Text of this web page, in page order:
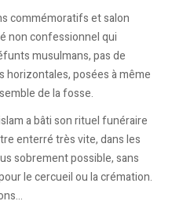
commémoratifs et salon
non confessionnel qui
musulmans, pas de
horizontales, posées à même
de la fosse.
a bâti son rituel funéraire
enterré très vite, dans les
sobrement possible, sans
le cercueil ou la crémation.